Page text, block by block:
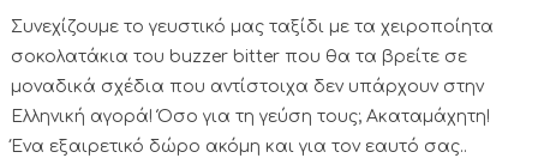
Συνεχίζουμε το γευστικό μας ταξίδι με τα χειροποίητα
σοκολατάκια του buzzer bitter που θα τα βρείτε σε
μοναδικά σχέδια που αντίστοιχα δεν υπάρχουν στην
Ελληνική αγορά! Όσο για τη γεύση τους; Ακαταμάχητη!
Ένα εξαιρετικό δώρο ακόμη και για τον εαυτό σας..